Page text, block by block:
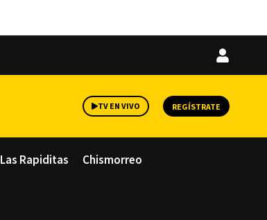
Iniciar
TV EN VIVO REGÍSTRATE
Las Rapiditas Chismorreo